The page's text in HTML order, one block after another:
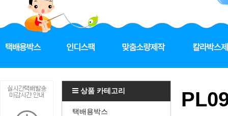
상품 카테고리
택배용박스